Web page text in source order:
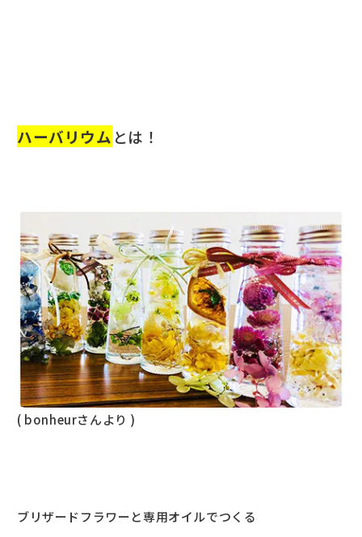
ハーバリウム とは！
( bonheurさんより )
ブリザードフラワーと専用オイルでつくる